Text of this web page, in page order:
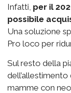
Infatti, per il
possibile
Una soluzione
Pro loco per
Sul resto della
dell’allestimento
mamme con